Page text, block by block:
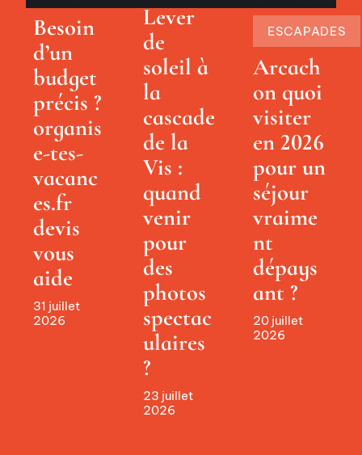
Besoin
d’un
budget
précis ?
organis
e-tes-
vacanc
es.fr
devis
vous
aide
31 juillet
2026
Lever
de
soleil à
la
cascade
de la
Vis :
quand
venir
pour
des
photos
spectac
ulaires
?
23 juillet
2026
ESCAPADES
Arcach
on quoi
visiter
en 2026
pour un
séjour
vraime
nt
dépays
ant ?
20 juillet
2026